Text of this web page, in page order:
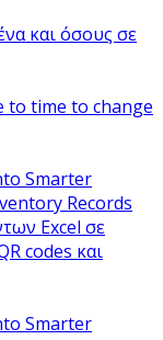
και όσους σε
to time to change
Excel σε
codes και